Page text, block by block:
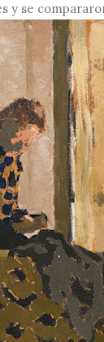
y se